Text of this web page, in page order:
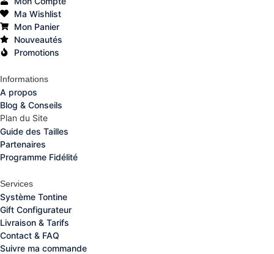
Ma Wishlist
Mon Panier
Nouveautés
Promotions
Informations
A propos
Blog & Conseils
Plan du Site
Guide des Tailles
Partenaires
Programme Fidélité
Services
Système Tontine
Gift Configurateur
Livraison & Tarifs
Contact & FAQ
Suivre ma commande